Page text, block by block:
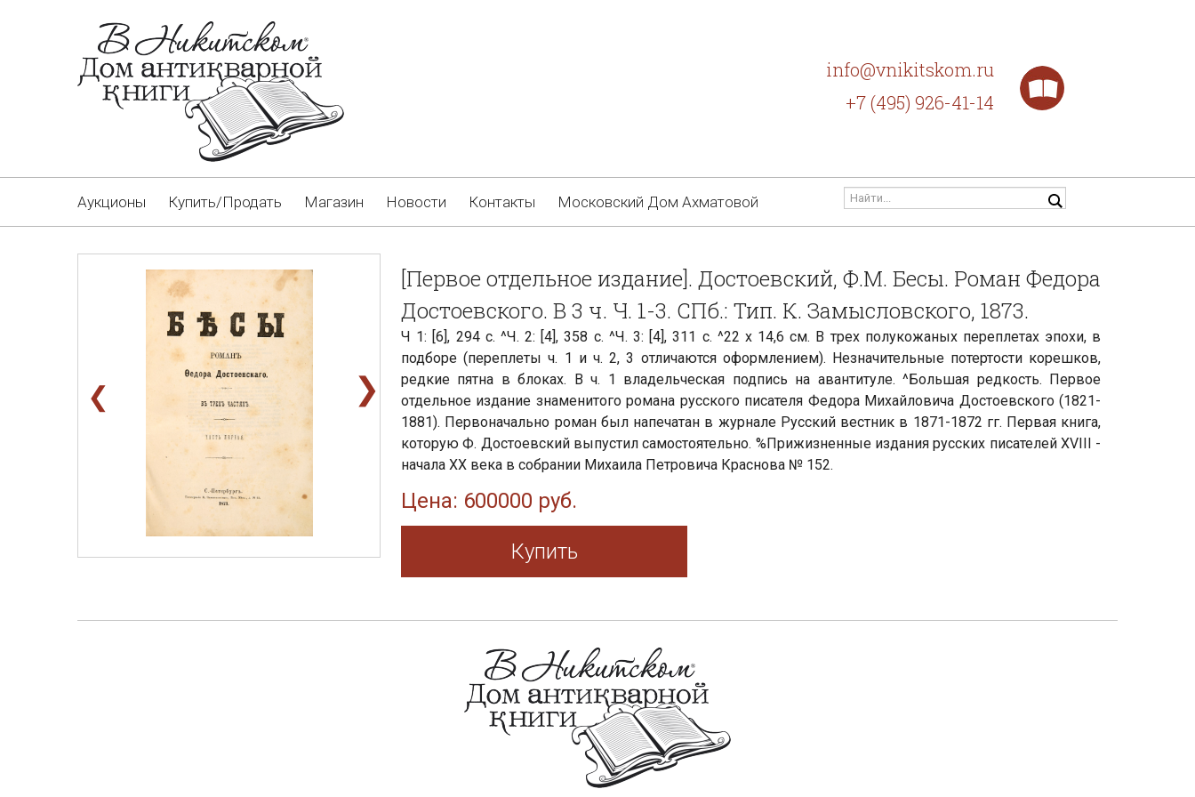
info@vnikitskom.ru
+7 (495) 926-41-14
Аукционы Купить/Продать Магазин Новости Контакты Московский Дом Ахматовой
❮ ❯
[Первое отдельное издание]. Достоевский, Ф.М. Бесы. Роман Федора
Достоевского. В 3 ч. Ч. 1-3. СПб.: Тип. К. Замысловского, 1873.
Ч 1: [6], 294 с. ^Ч. 2: [4], 358 с. ^Ч. 3: [4], 311 с. ^22 х 14,6 см. В трех полукожаных переплетах эпохи, в
подборе (переплеты ч. 1 и ч. 2, 3 отличаются оформлением). Незначительные потертости корешков,
редкие пятна в блоках. В ч. 1 владельческая подпись на авантитуле. ^Большая редкость. Первое
отдельное издание знаменитого романа русского писателя Федора Михайловича Достоевского (1821-
1881). Первоначально роман был напечатан в журнале Русский вестник в 1871-1872 гг. Первая книга,
которую Ф. Достоевский выпустил самостоятельно. %Прижизненные издания русских писателей XVIII -
начала ХХ века в собрании Михаила Петровича Краснова № 152.
Цена: 600000 руб.
Купить